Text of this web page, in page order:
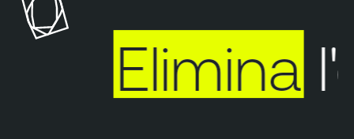
b
l
Elimina